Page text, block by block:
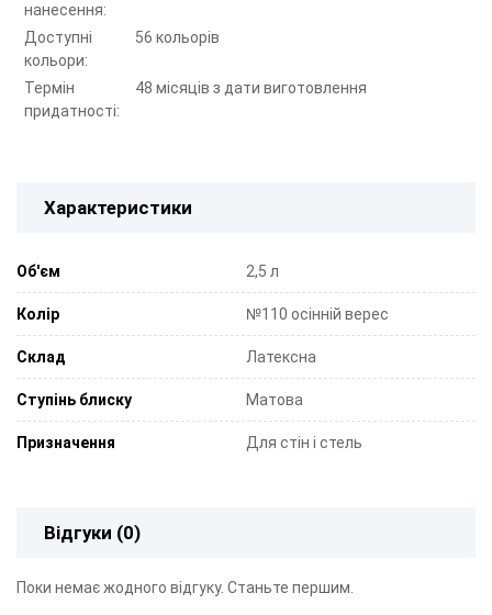
нанесення:
Доступні
кольори:
56 кольорів
Термін
придатності:
48 місяців з дати виготовлення
Характеристики
Об'єм 2,5 л
Колір №110 осінній верес
Склад Латексна
Ступінь блиску Матова
Призначення Для стін і стель
Відгуки (0)
Поки немає жодного відгуку. Станьте першим.